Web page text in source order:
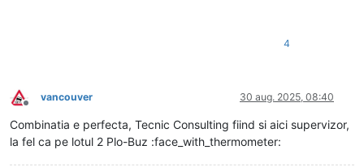
4
Deconectat
vancouver 30 aug. 2025, 08:40
Combinatia e perfecta, Tecnic Consulting fiind si aici supervizor,
la fel ca pe lotul 2 Plo-Buz :face_with_thermometer: